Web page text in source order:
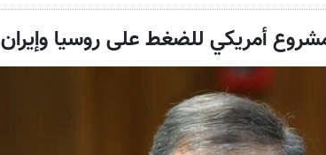
أمريكي للضغط على روسيا وإيران